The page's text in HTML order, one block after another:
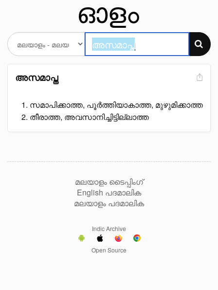
അസമാപ്ത
സമാപിക്കാത്ത, പൂർത്തിയാകാത്ത, മുഴുമിക്കാത്ത
തീരാത്ത, അവസാനിച്ചിട്ടില്ലാത്ത
മലയാളം ടൈപ്പിംഗ്
English പദമാലിക
മലയാളം പദമാലിക
Indic Archive
Open Source